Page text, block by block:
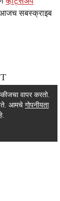
सबस्क्राइब
वापर करतो.
आमचे गोपनीयता